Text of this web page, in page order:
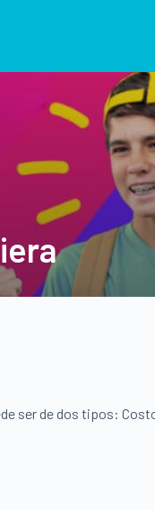
ser de dos tipos: